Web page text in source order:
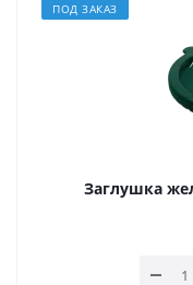
ПОД ЗАКАЗ
Заглушка